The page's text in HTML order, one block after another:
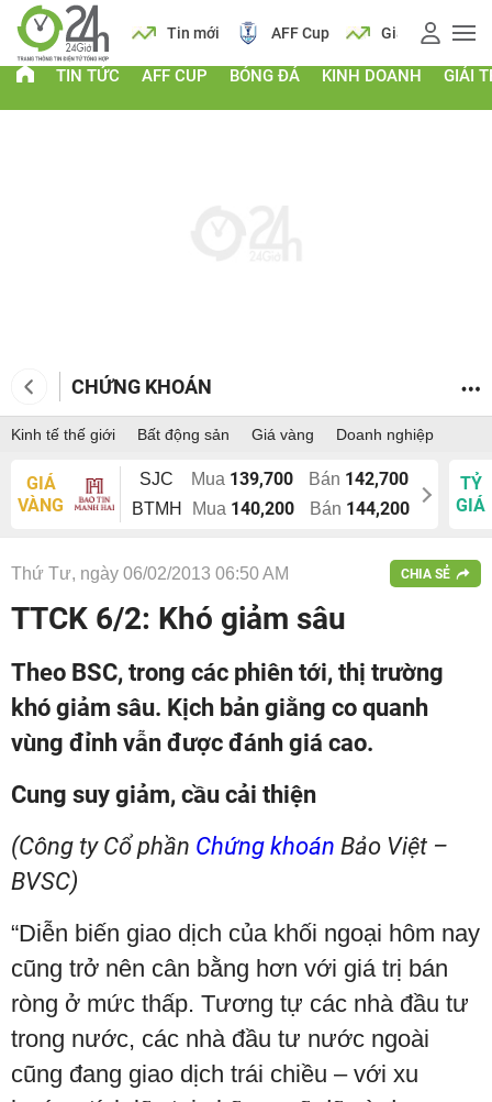
Lịch Tin mới AFF Cup Giá vàng
TIN TỨC AFF CUP BÓNG ĐÁ KINH DOANH GIẢI
CHỨNG KHOÁN
Kinh tế thế giới Bất động sản Giá vàng Doanh nghiệp
GIÁ
VÀNG
SJC Mua 139,700 Bán 142,700
BTMH Mua 140,200 Bán 144,200
TỶ
GIÁ
Thứ Tư, ngày 06/02/2013 06:50 AM CHIA SẺ
TTCK 6/2: Khó giảm sâu
Theo BSC, trong các phiên tới, thị trường
khó giảm sâu. Kịch bản giằng co quanh
vùng đỉnh vẫn được đánh giá cao.
Cung suy giảm, cầu cải thiện
(Công ty Cổ phần Chứng khoán Bảo Việt –
BVSC)
“Diễn biến giao dịch của khối ngoại hôm nay
cũng trở nên cân bằng hơn với giá trị bán
ròng ở mức thấp. Tương tự các nhà đầu tư
trong nước, các nhà đầu tư nước ngoài
cũng đang giao dịch trái chiều – với xu